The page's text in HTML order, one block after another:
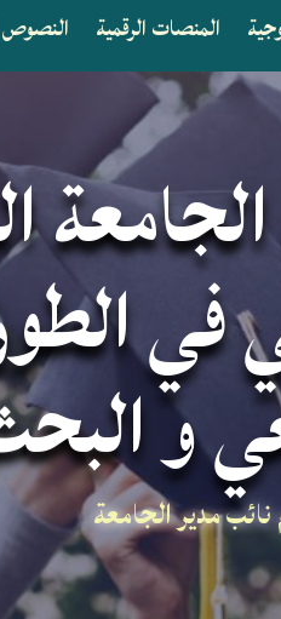
المنصات الرقمية النصوص
في
و
مدير الجامعة